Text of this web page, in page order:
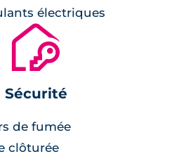
électriques
🔐
Sécurité
de fumée
clôturée